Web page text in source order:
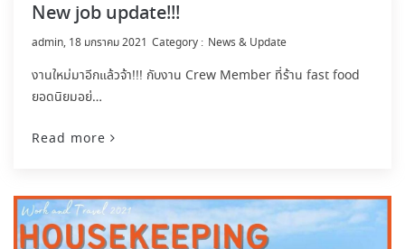
New job update!!!
by
admin 18 มกราคม 2021 News & Update
งานใหม่มาอีกแล้วจ้า!!! กับงาน Crew Member ที่ร้าน fast food
ยอดนิยมอย่…
Read more